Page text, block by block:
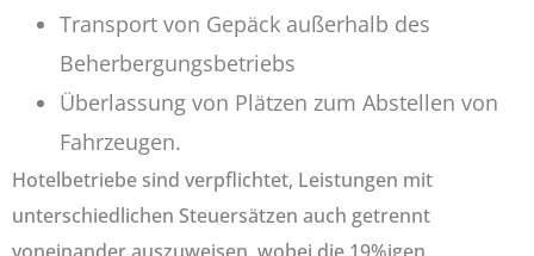
Transport von Gepäck außerhalb des
Beherbergungsbetriebs
Überlassung von Plätzen zum Abstellen von
Fahrzeugen.
Hotelbetriebe sind verpflichtet, Leistungen mit
unterschiedlichen Steuersätzen auch getrennt
voneinander auszuweisen, wobei die 19%igen